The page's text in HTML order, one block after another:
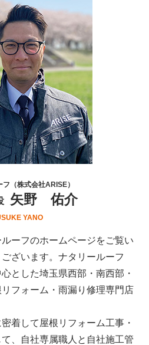
（株式会社ARISE）
矢野 佑介
YANO
ーフのホームページをご覧い
ざいます。ナタリールーフ
とした埼玉県西部・南西部・
フォーム・雨漏り修理専門店
着して屋根リフォーム工事・
、自社専属職人と自社施工管